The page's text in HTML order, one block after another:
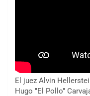
El juez Alvin
Hugo "El Pollo"